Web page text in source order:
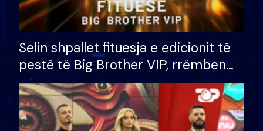
Selin shpallet fituesja e edicionit të
pestë të Big Brother VIP, rrëmben
çmimin e madh prej 100 mijë eurosh